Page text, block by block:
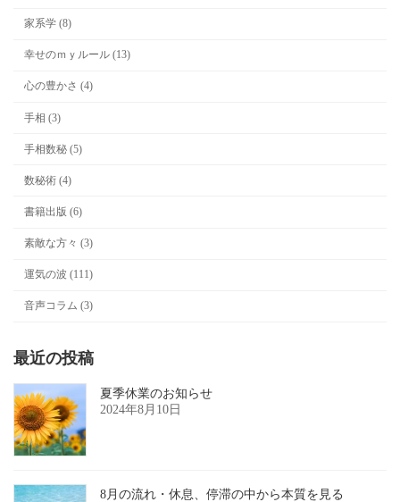
家系学 (8)
幸せのｍｙルール (13)
心の豊かさ (4)
手相 (3)
手相数秘 (5)
数秘術 (4)
書籍出版 (6)
素敵な方々 (3)
運気の波 (111)
音声コラム (3)
最近の投稿
夏季休業のお知らせ
2024年8月10日
8月の流れ・休息、停滞の中から本質を見る